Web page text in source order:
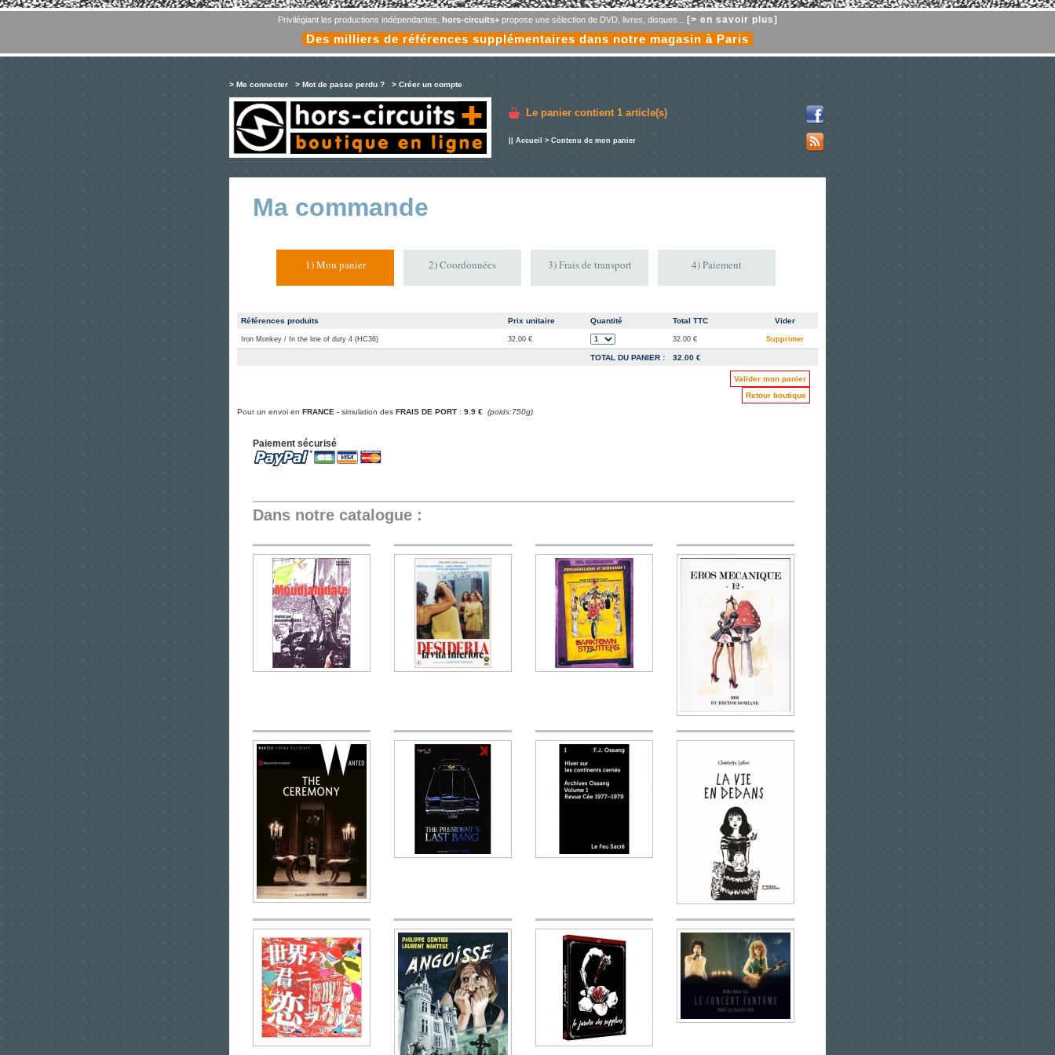
Privilégiant les productions indépendantes, hors-circuits+propose une sélection de DVD, livres, disques... [> en savoir plus]
Des milliers de références supplémentaires dans notre magasin à Paris
> Me connecter > Mot de passe perdu ? > Créer un compte
Le panier contient 1 article(s)
Accueil > Contenu de mon panier
Ma commande
1) Mon panier 2) Coordonnées 3) Frais de transport 4) Paiement
Références produits Prix unitaire Quantité Total TTC Vider
Iron Monkey / In the line of duty 4 (HC36) 32.00 € 32.00 € Supprimer
TOTAL DU PANIER : 32.00 €
Valider mon panier
Retour boutique
Pour un envoi en FRANCE - simulation des FRAIS DE PORT : 9.9 € (poids:750g)
Paiement sécurisé
Dans notre catalogue :